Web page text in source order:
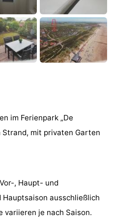
im Ferienpark „De
Strand, mit privaten Garten
, Haupt- und
Hauptsaison ausschließlich
variieren je nach Saison.